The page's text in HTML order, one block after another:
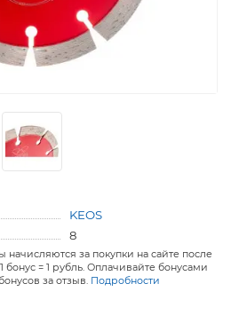
KEOS
8
начисляются за покупки на сайте после
= 1 рубль. Оплачивайте бонусами
за отзыв. Подробности